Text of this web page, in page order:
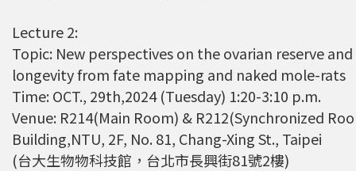
Lecture 2:
Topic: New perspectives on the ovarian reserve
longevity from fate mapping and naked mole-rats
Time: OCT., 29th,2024 (Tuesday) 1:20-3:10 p.m.
Venue: R214(Main Room) & R212(Synchronized
Building,NTU, 2F, No. 81, Chang-Xing St., Taipei
(台大生物物科技館，台北市長興街81號2樓)